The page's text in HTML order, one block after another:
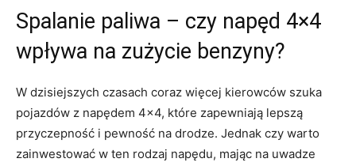
Spalanie paliwa – czy ⁢napęd 4×4
wpływa na zużycie benzyny?
W dzisiejszych‍ czasach coraz więcej kierowców szuka
pojazdów z napędem 4×4, które zapewniają lepszą
przyczepność i⁤ pewność na drodze. Jednak czy warto
zainwestować w ten rodzaj napędu, mając na uwadze